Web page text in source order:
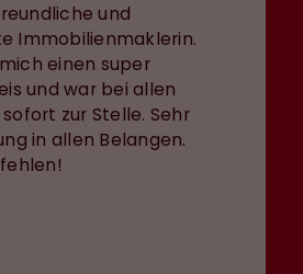
und
Immobilienmaklerin.
einen super
und war bei allen
zur Stelle. Sehr
in allen Belangen.